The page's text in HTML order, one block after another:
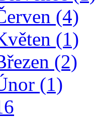
(4)
(1)
(2)
(1)